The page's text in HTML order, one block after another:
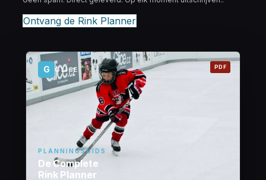
Ontvang de Rink Planner
G GLICE
PLANNINGSGIDS
De Complete
Rink Planner
PDF